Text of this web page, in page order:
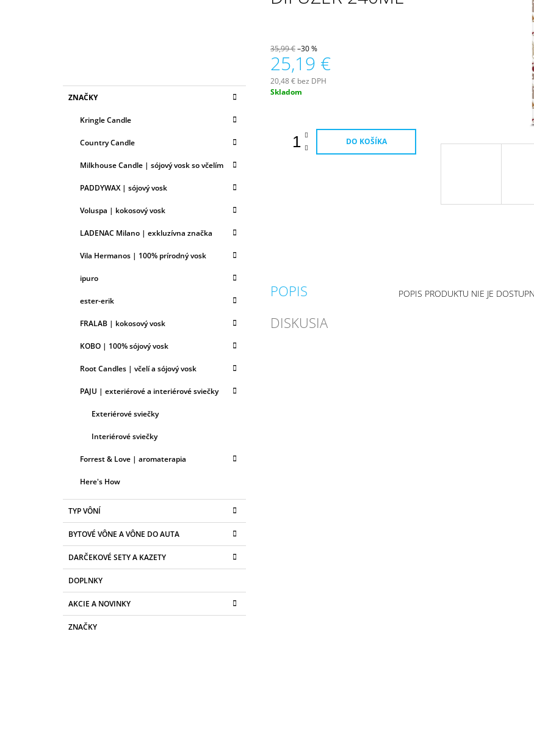
kategórie
K
AZNAČKY
Kringle Candle
Country Candle
Milkhouse Candle | sójový vosk so včelím
PADDYWAX | sójový vosk
Voluspa | kokosový vosk
LADENAC Milano | exkluzívna značka
Vila Hermanos | 100% prírodný vosk
ipuro
ester-erik
FRALAB | kokosový vosk
KOBO | 100% sójový vosk
Root Candles | včelí a sójový vosk
PAJU | exteriérové a interiérové sviečky
Exteriérové sviečky
Interiérové sviečky
Forrest & Love | aromaterapia
Here's How
TYP VÔNÍ
BYTOVÉ VÔNE A VÔNE DO AUTA
DARČEKOVÉ SETY A KAZETY
DOPLNKY
AKCIE A NOVINKY
ZNAČKY
35,99 €–30 %
25,19 €
20,48 € bez DPH
Jednotková
Skladom
DO KOŠÍKA
POPIS
DISKUSIA
POPIS PRODUKTU NIE JE
(18OZ / 510G)